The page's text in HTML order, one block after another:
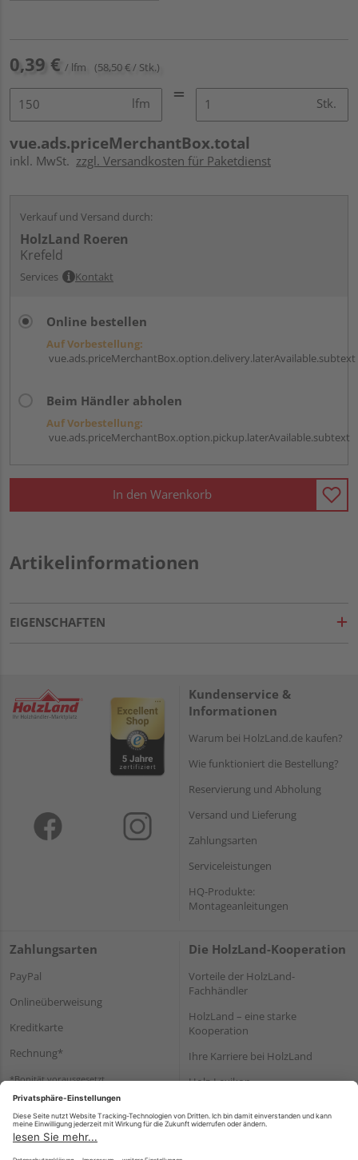
0,39 € / lfm (58,50 € / Stk.)
lfm Stk.
vue.ads.priceMerchantBox.total
inkl. MwSt. zzgl. Versandkosten für Paketdienst
Verkauf und Versand durch:
HolzLand Roeren
Krefeld
Services Kontakt
Online bestellen
Auf Vorbestellung:
vue.ads.priceMerchantBox.option.delivery.laterAvailable.subtext
Beim Händler abholen
Auf Vorbestellung:
vue.ads.priceMerchantBox.option.pickup.laterAvailable.subtext
In den Warenkorb
Artikelinformationen
EIGENSCHAFTEN
Kundenservice &
Informationen
Warum bei HolzLand.de kaufen?
Wie funktioniert die Bestellung?
Reservierung und Abholung
Versand und Lieferung
Zahlungsarten
Serviceleistungen
HQ-Produkte:
Montageanleitungen
Zahlungsarten
PayPal
Onlineüberweisung
Kreditkarte
Rechnung*
*Bonität vorausgesetzt
Die HolzLand-Kooperation
Vorteile der HolzLand-
Fachhändler
HolzLand – eine starke
Kooperation
Ihre Karriere bei HolzLand
Holz-Lexikon